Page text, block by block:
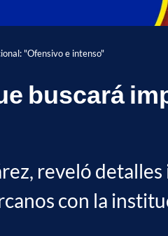
"Ofensivo e intenso"
buscará
reveló
con la